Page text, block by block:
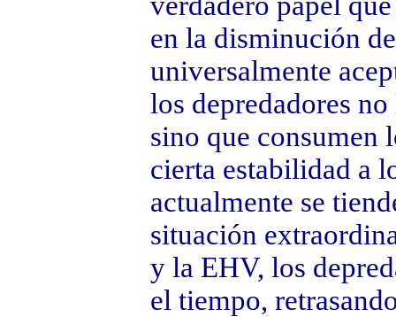
en la disminución
universalmente
los depredadores
sino que consumen
cierta estabilidad a
actualmente se
situación
y la EHV, los
el tiempo,